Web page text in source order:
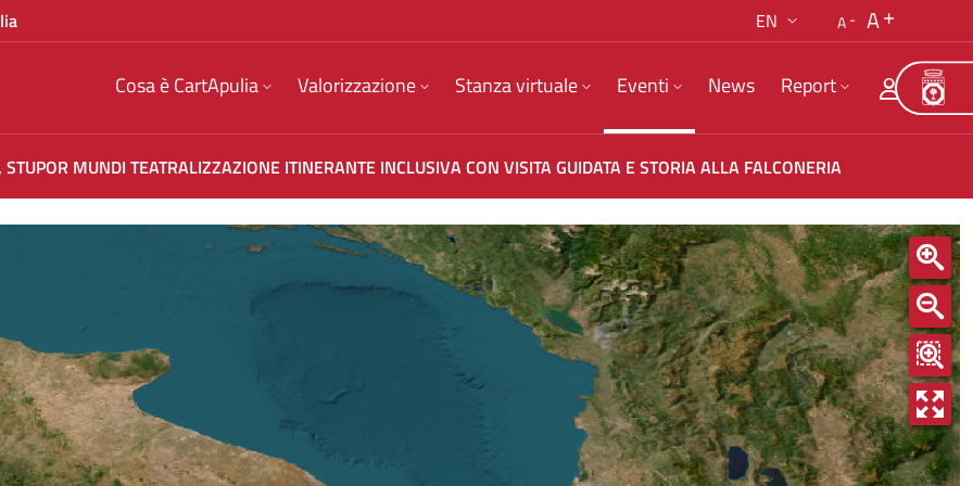
EN A A
Cosa è CartApulia Valorizzazione Stanza virtuale Eventi News Report
STUPOR MUNDI TEATRALIZZAZIONE ITINERANTE INCLUSIVA CON VISITA GUIDATA E STORIA ALLA FALCONERIA
ITINERANTE INCLUSIVA CON VISITA GUIDATA E STORIA ALLA FALCONERIA